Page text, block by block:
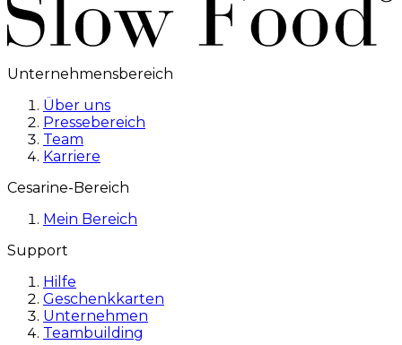
Unternehmensbereich
Über uns
Pressebereich
Team
Karriere
Cesarine-Bereich
Mein Bereich
Support
Hilfe
Geschenkkarten
Unternehmen
Teambuilding